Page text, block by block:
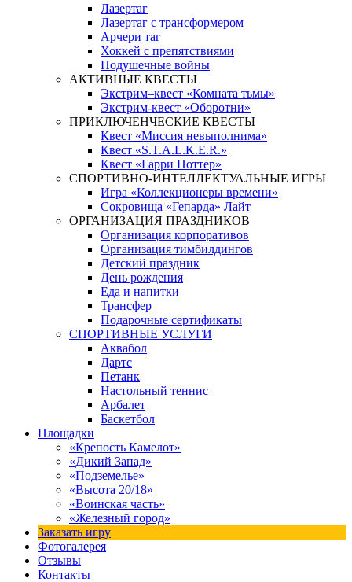
Лазертаг
Лазертаг с трансформером
Арчери таг
Хоккей с препятствиями
Подушечные войны
АКТИВНЫЕ КВЕСТЫ
Экстрим–квест «Комната тьмы»
Экстрим-квест «Оборотни»
ПРИКЛЮЧЕНЧЕСКИЕ КВЕСТЫ
Квест «Миссия невыполнима»
Квест «S.T.A.L.K.E.R.»
Квест «Гарри Поттер»
СПОРТИВНО-ИНТЕЛЛЕКТУАЛЬНЫЕ ИГРЫ
Игра «Коллекционеры времени»
Сокровища «Гепарда» Лайт
ОРГАНИЗАЦИЯ ПРАЗДНИКОВ
Организация корпоративов
Организация тимбилдингов
Детский праздник
День рождения
Еда и напитки
Трансфер
Подарочные сертификаты
СПОРТИВНЫЕ УСЛУГИ
Аквабол
Дартс
Петанк
Настольный теннис
Арбалет
Баскетбол
Площадки
«Крепость Камелот»
«Дикий Запад»
«Подземелье»
«Высота 20/18»
«Воинская часть»
«Железный город»
Заказать игру
Фотогалерея
Отзывы
Контакты